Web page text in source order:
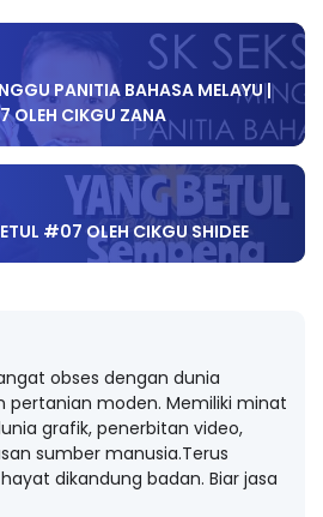
PANITIA BAHASA MELAYU |
OLEH CIKGU ZANA
#07 OLEH CIKGU SHIDEE
obses dengan dunia
pertanian moden. Memiliki minat
grafik, penerbitan video,
sumber manusia.Terus
dikandung badan. Biar jasa